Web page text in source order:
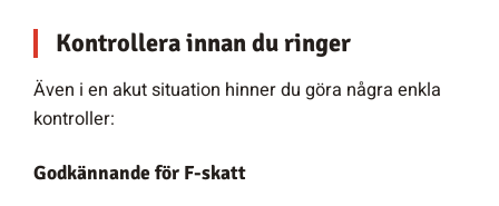
Kontrollera innan du ringer
Även i en akut situation hinner du göra några enkla
kontroller:
Godkännande för F-skatt